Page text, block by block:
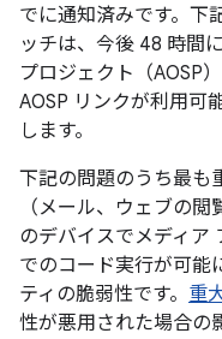
でに通知済みです。下
ッチは、今後 48 時間
プロジェクト（AOSP
AOSP リンクが利用可
します。
下記の問題のうち最も
（メール、ウェブの
のデバイスでメディア
でのコード実行が可能
ティの脆弱性です。 重
性が悪用された場合の